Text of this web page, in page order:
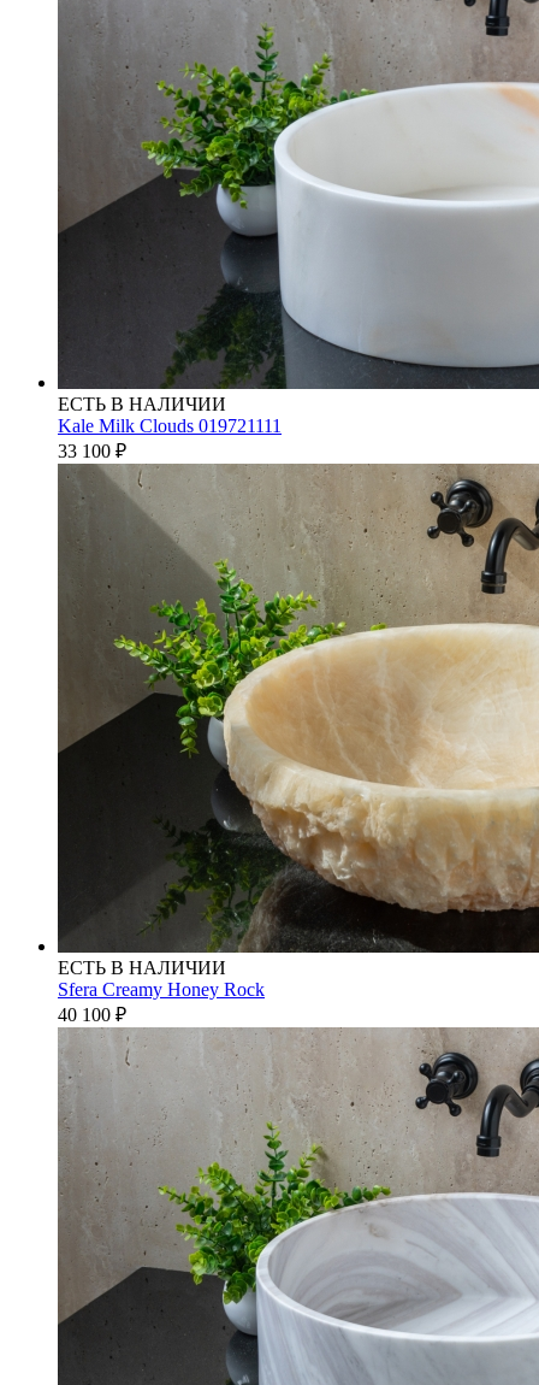
ЕСТЬ В НАЛИЧИИ
Kale Milk Clouds 019721111
33 100 ₽
ЕСТЬ В НАЛИЧИИ
Sfera Creamy Honey Rock
40 100 ₽